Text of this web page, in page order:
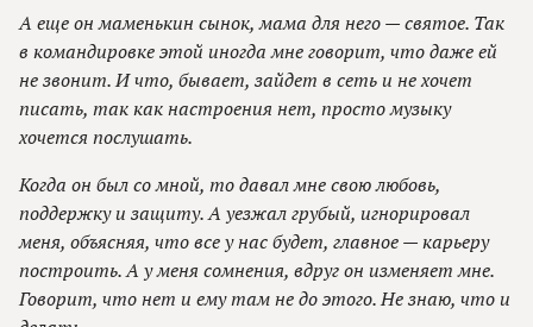
А еще он маменькин сынок, мама для него — святое. Так
в командировке этой иногда мне говорит, что даже ей
не звонит. И что, бывает, зайдет в сеть и не хочет
писать, так как настроения нет, просто музыку
хочется послушать.
Когда он был со мной, то давал мне свою любовь,
поддержку и защиту. А уезжал грубый, игнорировал
меня, объясняя, что все у нас будет, главное — карьеру
построить. А у меня сомнения, вдруг он изменяет мне.
Говорит, что нет и ему там не до этого. Не знаю, что и